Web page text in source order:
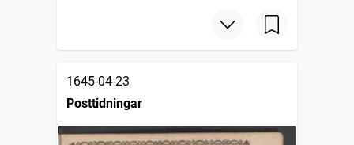
1645-04-23
Posttidningar